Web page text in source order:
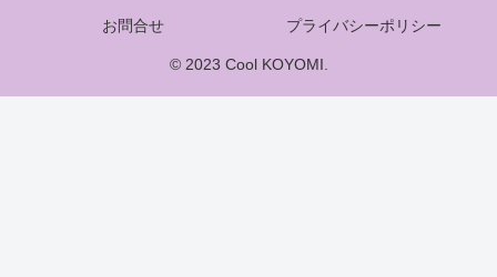
お問合せ プライバシーポリシー
© 2023 Cool KOYOMI.